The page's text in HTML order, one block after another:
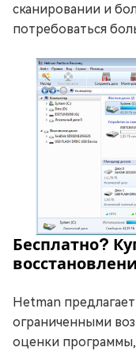
сканировании и
потребоваться
Бесплатно?
Hetman
ограниченными
оценки